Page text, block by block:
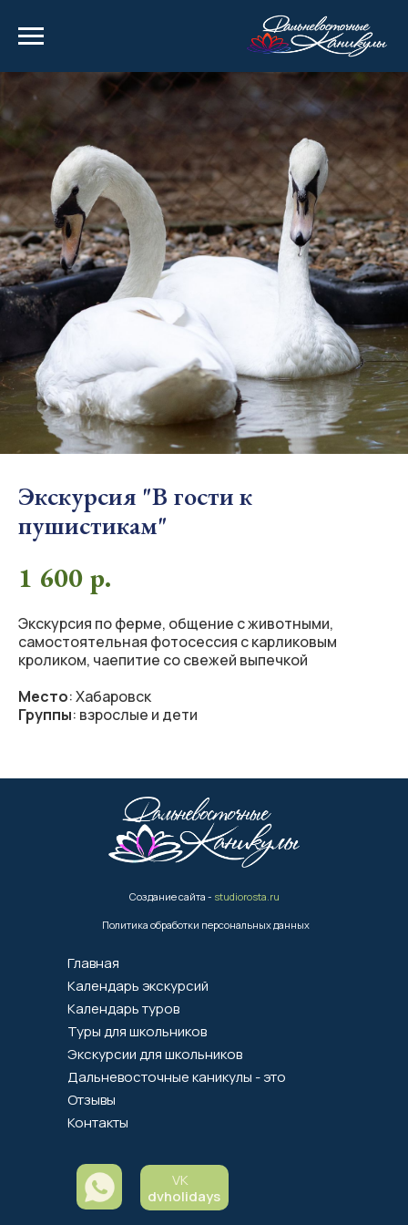
Экскурсия "В гости к
пушистикам"
1 600 р.
Экскурсия по ферме, общение с животными,
самостоятельная фотосессия с карликовым
кроликом, чаепитие со свежей выпечкой
Место: Хабаровск
Группы: взрослые и дети
Политика обработки персональных данных
Создание сайта - studiorosta.ru
VK
dvholidays
Экскурсии для школьников
Главная
Календарь экскурсий
Календарь туров
Туры для школьников
Контакты
Отзывы
Дальневосточные каникулы - это